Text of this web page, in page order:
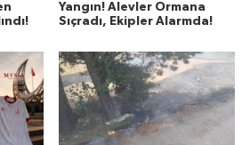
Yangın! Alevler Ormana
Sıçradı, Ekipler Alarmda!